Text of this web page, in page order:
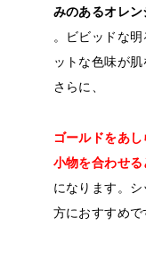
みのあるオレ
。ビビッドな
ットな色味が肌
さらに、
ゴールドをあ
小物を合わせ
になります。
方におすすめで